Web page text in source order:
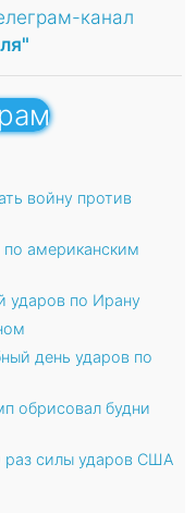
канал
войну против
американским
ударов по Ирану
день ударов по
обрисовал будни
раз силы ударов США